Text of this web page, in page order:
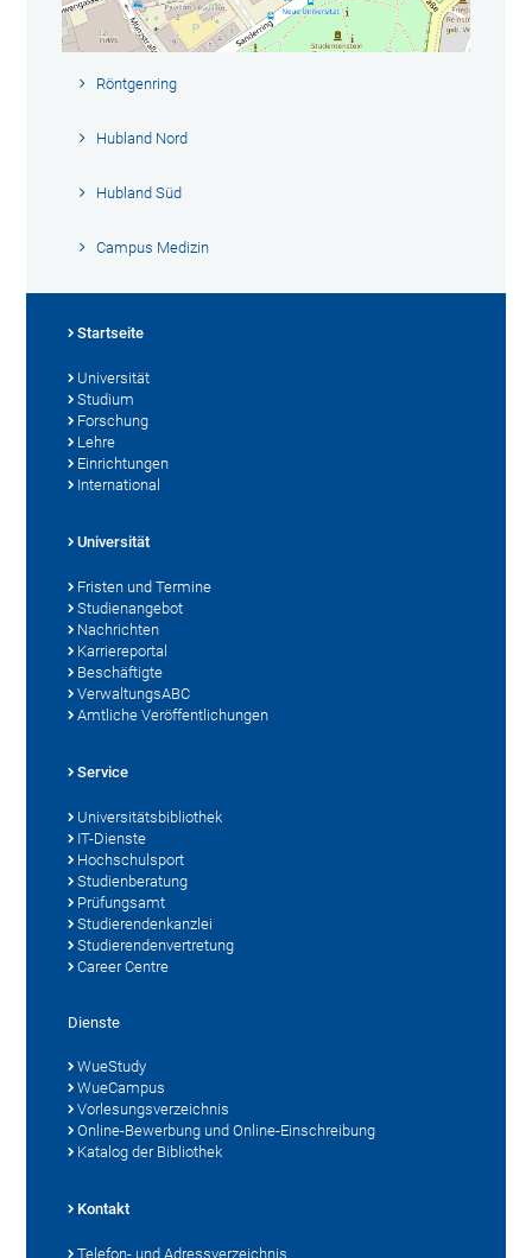
Röntgenring
Hubland Nord
Hubland Süd
Campus Medizin
Startseite
Universität
Studium
Forschung
Lehre
Einrichtungen
International
Universität
Fristen und Termine
Studienangebot
Nachrichten
Karriereportal
Beschäftigte
VerwaltungsABC
Amtliche Veröffentlichungen
Service
Universitätsbibliothek
IT-Dienste
Hochschulsport
Studienberatung
Prüfungsamt
Studierendenkanzlei
Studierendenvertretung
Career Centre
Dienste
WueStudy
WueCampus
Vorlesungsverzeichnis
Online-Bewerbung und Online-Einschreibung
Katalog der Bibliothek
Kontakt
Telefon- und Adressverzeichnis